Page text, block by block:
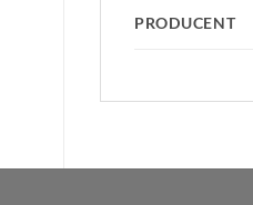
PRODUCENT